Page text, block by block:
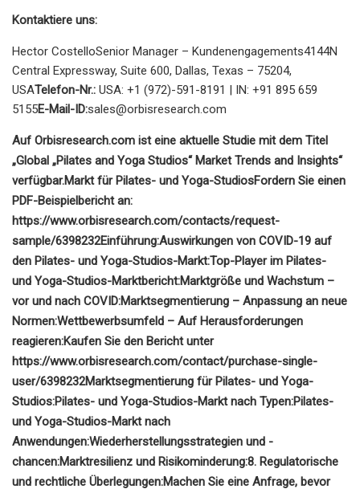
Kontaktiere uns:
Hector CostelloSenior Manager – Kundenengagements4144N
Central Expressway, Suite 600, Dallas, Texas – 75204,
USATelefon-Nr.: USA: +1 (972)-591-8191 | IN: +91 895 659
5155E-Mail-ID:sales@orbisresearch.com
Auf Orbisresearch.com ist eine aktuelle Studie mit dem Titel
„Global „Pilates and Yoga Studios“ Market Trends and Insights“
verfügbar.Markt für Pilates- und Yoga-StudiosFordern Sie einen
PDF-Beispielbericht an:
https://www.orbisresearch.com/contacts/request-
sample/6398232Einführung:Auswirkungen von COVID-19 auf
den Pilates- und Yoga-Studios-Markt:Top-Player im Pilates-
und Yoga-Studios-Marktbericht:Marktgröße und Wachstum –
vor und nach COVID:Marktsegmentierung – Anpassung an neue
Normen:Wettbewerbsumfeld – Auf Herausforderungen
reagieren:Kaufen Sie den Bericht unter
https://www.orbisresearch.com/contact/purchase-single-
user/6398232Marktsegmentierung für Pilates- und Yoga-
Studios:Pilates- und Yoga-Studios-Markt nach Typen:Pilates-
und Yoga-Studios-Markt nach
Anwendungen:Wiederherstellungsstrategien und -
chancen:Marktresilienz und Risikominderung:8. Regulatorische
und rechtliche Überlegungen:Machen Sie eine Anfrage, bevor